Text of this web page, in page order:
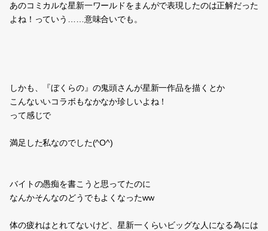
あのコミカルな星新一ワールドをまんがで表現したのは正解だった
よね！っていう……意味合いでも。
しかも、『ぼくらの』の鬼頭さんが星新一作品を描くとか
こんないいコラボもなかなか珍しいよね！
って感じで
満足した私なのでした(^O^)
バイトの愚痴を書こうと思ってたのに
なんかそんなのどうでもよくなったww
体の疲れはとれてないけど、星新一くらいビッグな人になる為には